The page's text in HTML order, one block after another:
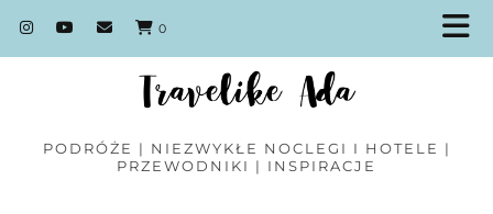
0
PODRÓŻE | NIEZWYKŁE NOCLEGI I HOTELE |
PRZEWODNIKI | INSPIRACJE